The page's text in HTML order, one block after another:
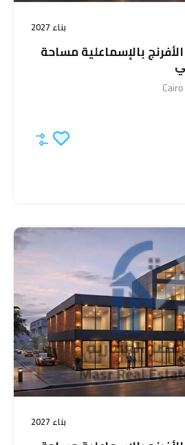
بناء 2027
بالإسماعلية مساحة
بناء 2027